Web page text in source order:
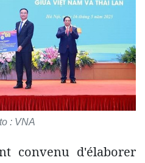
: VNA
convenu d'élaborer